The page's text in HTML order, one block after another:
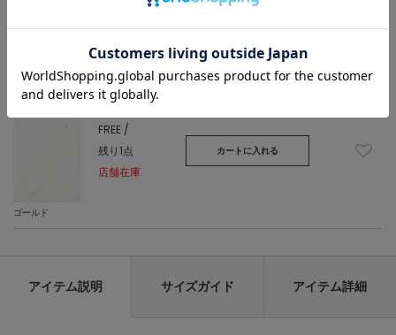
ゴールド
FREE /
残り1点
店舗在庫
カートに入れる
アイテム説明 サイズガイド アイテム詳細